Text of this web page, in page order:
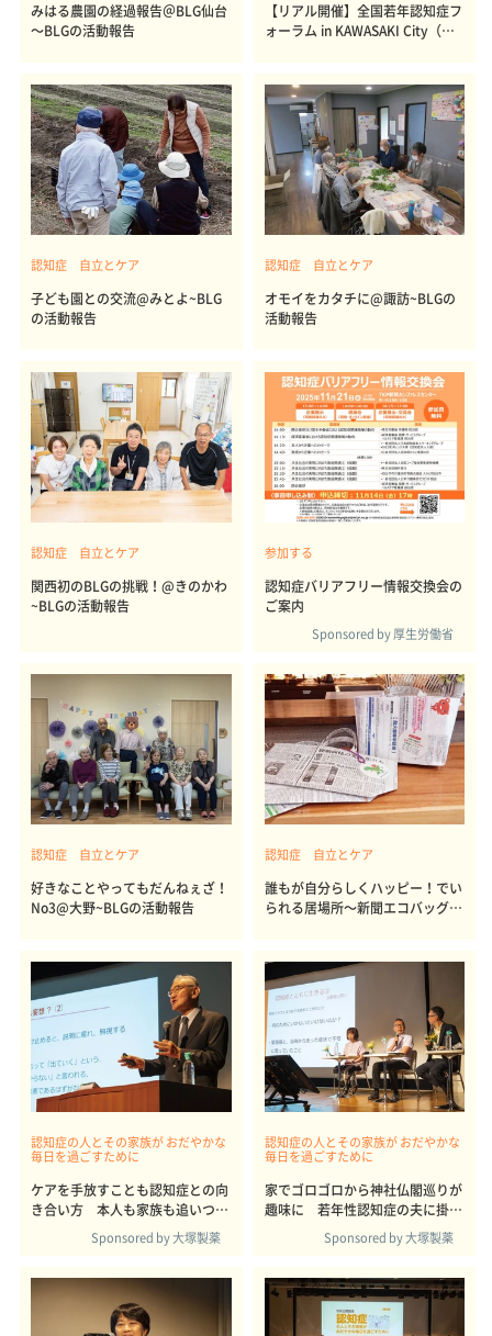
みはる農園の経過報告＠BLG仙台
～BLGの活動報告
【リアル開催】全国若年認知症フ
ォーラム in KAWASAKI City（神
認知症 自立とケア
子ども園との交流@みとよ~BLG
の活動報告
認知症 自立とケア
オモイをカタチに@諏訪~BLGの
活動報告
認知症 自立とケア
関西初のBLGの挑戦！@きのかわ
~BLGの活動報告
参加する
認知症バリアフリー情報交換会の
ご案内
Sponsored by 厚生労働省
認知症 自立とケア
好きなことやってもだんねぇざ！
No3@大野~BLGの活動報告
認知症 自立とケア
誰もが自分らしくハッピー！でい
られる居場所～新聞エコバッグ作
認知症の人とその家族が おだやかな
毎日を過ごすために
ケアを手放すことも認知症との向
き合い方 本人も家族も追いつめ
る「共依存」Sponsored by 大塚製薬
認知症の人とその家族が おだやかな
毎日を過ごすために
家でゴロゴロから神社仏閣巡りが
趣味に 若年性認知症の夫に掛け
た妻の一言Sponsored by 大塚製薬